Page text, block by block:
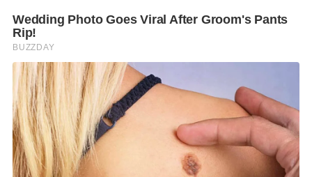
c
e
b
o
o
k
n
i
t
e
r
p
L
a